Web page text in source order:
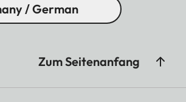
/ German
Zum Seitenanfang